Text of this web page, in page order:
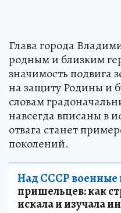
Глава города
родным и близким
значимость подвига
на защиту Родины и
словам
навсегда вписаны в
отвага станет
поколений.
Над СССР военные
пришельцев: как
искала и изучала